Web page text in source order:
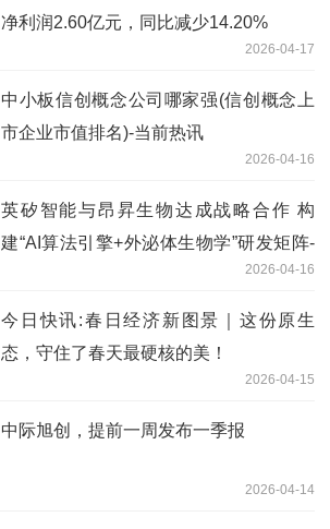
净利润2.60亿元，同比减少14.20%
2026-04-17
中小板信创概念公司哪家强(信创概念上
市企业市值排名)-当前热讯
2026-04-16
英矽智能与昂昇生物达成战略合作 构
建“AI算法引擎+外泌体生物学”研发矩阵-
2026-04-16
今日快讯:春日经济新图景｜这份原生
态，守住了春天最硬核的美！
2026-04-15
中际旭创，提前一周发布一季报
2026-04-14